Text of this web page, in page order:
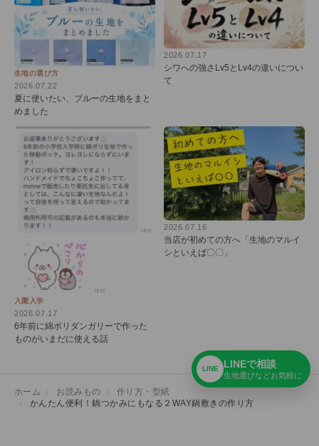
生地の選び方
2026.07.22
夏に使いたい、ブルーの生地をまと
めました
2026.07.17
シワへの強さLv5とLv4の違いについ
て
入園入学
2026.07.17
6年前に綿ポリダンガリーで作った
ものがいまだに使える話
2026.07.16
当店が初めての方へ「生地のマルイ
シといえば〇〇」
ホーム お読みもの
作り方・型紙
かんたん便利！鍋つかみにもなる２WAY鍋敷きの作り方
LINE LINEで相談
生地選びなどお気軽に